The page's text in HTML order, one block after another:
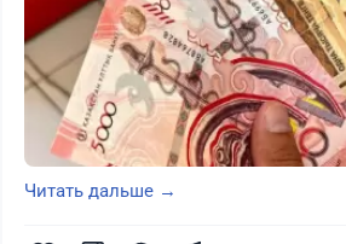
Читать дальше →